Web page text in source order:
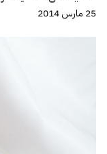
25 مارس 2014